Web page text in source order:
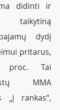
didinti ir
dydį
pritarus,
proc. Tai
MMA
„į rankas“,